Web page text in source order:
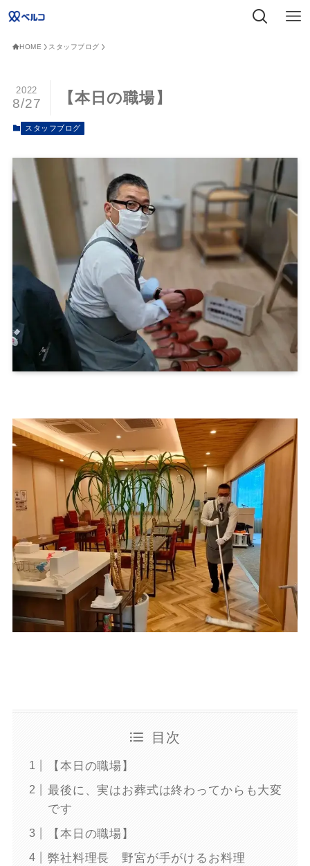
HOME スタッフブログ
【本日の職場】
2022
8/27
スタッフブログ
目次
【本日の職場】
最後に、実はお葬式は終わってからも大変
です
【本日の職場】
弊社料理長 野宮が手がけるお料理